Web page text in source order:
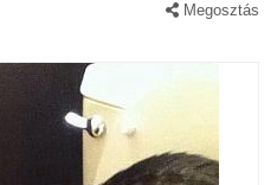
Megosztás